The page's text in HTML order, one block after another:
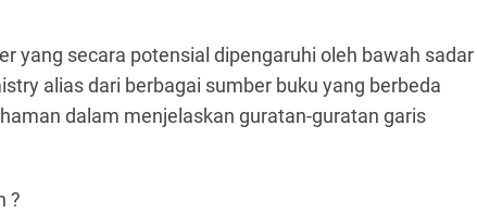
yang secara potensial dipengaruhi oleh bawah sadar
alias dari berbagai sumber buku yang berbeda
dalam menjelaskan guratan-guratan garis
?